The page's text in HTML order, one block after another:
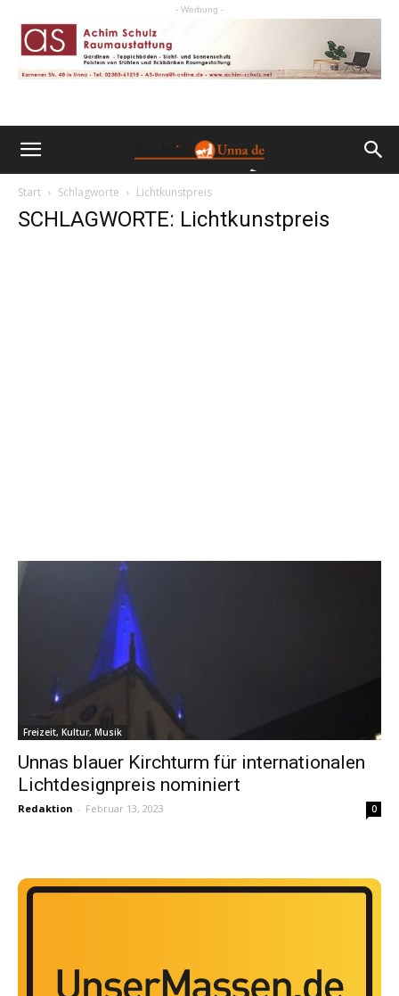
- Werbung -
Start Schlagworte Lichtkunstpreis
SCHLAGWORTE: Lichtkunstpreis
Freizeit, Kultur, Musik
Unnas blauer Kirchturm für internationalen
Lichtdesignpreis nominiert
Redaktion - Februar 13, 2023 0